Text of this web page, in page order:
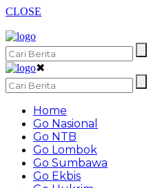
CLOSE
✖
Home
Go Nasional
Go NTB
Go Lombok
Go Sumbawa
Go Ekbis